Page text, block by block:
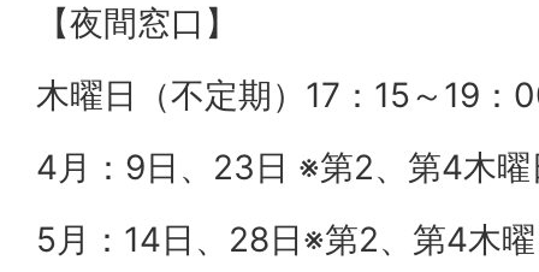
【夜間窓口】
木曜日（不定期）17：15～19：
4月：9日、23日 ※第2、第4木
5月：14日、28日※第2、第4木